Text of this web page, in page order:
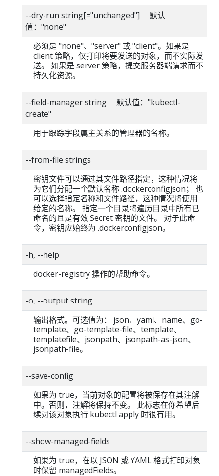
--dry-run string[="unchanged"] 默认
值："none"
必须是 "none"、"server" 或 "client"。如果是
client 策略，仅打印将要发送的对象，而不实际发
送。 如果是 server 策略，提交服务器端请求而不
持久化资源。
--field-manager string 默认值："kubectl-
create"
用于跟踪字段属主关系的管理器的名称。
--from-file strings
密钥文件可以通过其文件路径指定，这种情况将
为它们分配一个默认名称 .dockerconfigjson； 也
可以选择指定名称和文件路径，这种情况将使用
给定的名称。 指定一个目录将遍历目录中所有已
命名的且是有效 Secret 密钥的文件。 对于此命
令，密钥应始终为 .dockerconfigjson。
-h, --help
docker-registry 操作的帮助命令。
-o, --output string
输出格式。可选值为： json、yaml、name、go-
template、go-template-file、template、
templatefile、jsonpath、jsonpath-as-json、
jsonpath-file。
--save-config
如果为 true，当前对象的配置将被保存在其注解
中。否则，注解将保持不变。 此标志在你希望后
续对该对象执行 kubectl apply 时很有用。
--show-managed-fields
如果为 true，在以 JSON 或 YAML 格式打印对象
时保留 managedFields。